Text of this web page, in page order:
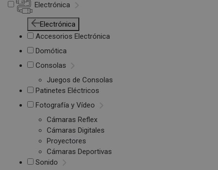
Electrónica
Electrónica
Accesorios Electrónica
Domótica
Consolas
Juegos de Consolas
Patinetes Eléctricos
Fotografía y Vídeo
Cámaras Reflex
Cámaras Digitales
Proyectores
Cámaras Deportivas
Sonido